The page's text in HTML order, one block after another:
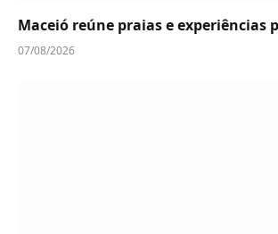
Maceió reúne praias e experiências
07/08/2026